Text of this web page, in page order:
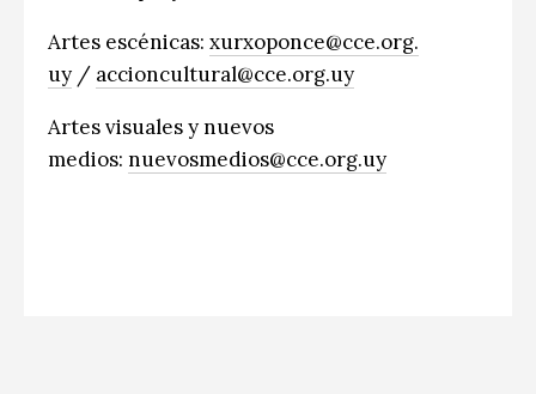
Música
Sin categoría
Artes escénicas: xurxoponce@cce.org.
uy / accioncultural@cce.org.uy
Artesvisualesy nuevos
medios: nuevosmedios@cce.org.uy